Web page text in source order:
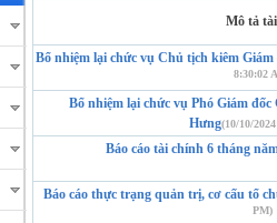
Mô tả
Bổ nhiệm lại chức vụ Chủ tịch kiêm
8:30:02
Bổ nhiệm lại chức vụ Phó Giám
Hưng(10/10/
Báo cáo tài chính 6 tháng
Báo cáo thực trạng quản trị, cơ cấu tổ
PM)